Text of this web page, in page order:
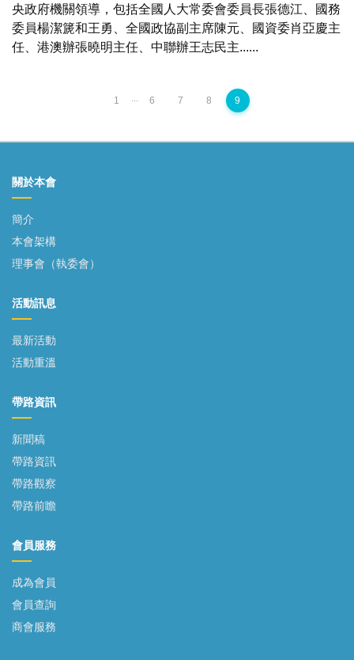
央政府機關領導，包括全國人大常委會委員長張德江、國務
委員楊潔篪和王勇、全國政協副主席陳元、國資委肖亞慶主
任、港澳辦張曉明主任、中聯辦王志民主......
1 ... 6 7 8 9
關於本會
簡介
本會架構
理事會（執委會）
活動訊息
最新活動
活動重溫
帶路資訊
新聞稿
帶路資訊
帶路觀察
帶路前瞻
會員服務
成為會員
會員查詢
商會服務